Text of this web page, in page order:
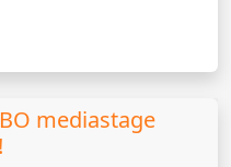
mediastage